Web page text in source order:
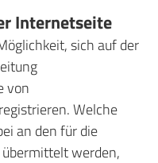
Internetseite
sich auf der
von
Welche
an den für die
werden,